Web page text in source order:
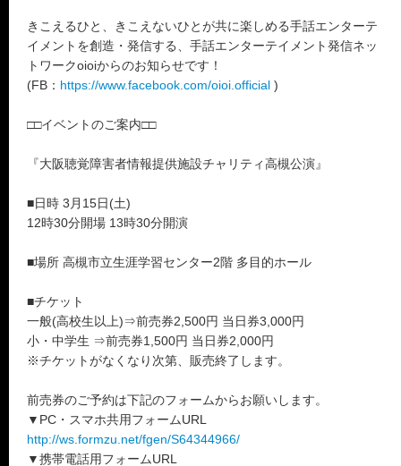
きこえるひと、きこえないひとが共に楽しめる手話エンターテ
イメントを創造・発信する、手話エンターテイメント発信ネッ
トワークoioiからのお知らせです！
(FB： https://www.facebook.com/oioi.official )
□□イベントのご案内□□
『大阪聴覚障害者情報提供施設チャリティ高槻公演』
■日時 3月15日(土)
12時30分開場 13時30分開演
■場所 高槻市立生涯学習センター2階 多目的ホール
■チケット
一般(高校生以上)⇒前売券2,500円 当日券3,000円
小・中学生 ⇒前売券1,500円 当日券2,000円
※チケットがなくなり次第、販売終了します。
前売券のご予約は下記のフォームからお願いします。
▼PC・スマホ共用フォームURL
http://ws.formzu.net/fgen/S64344966/
▼携帯電話用フォームURL